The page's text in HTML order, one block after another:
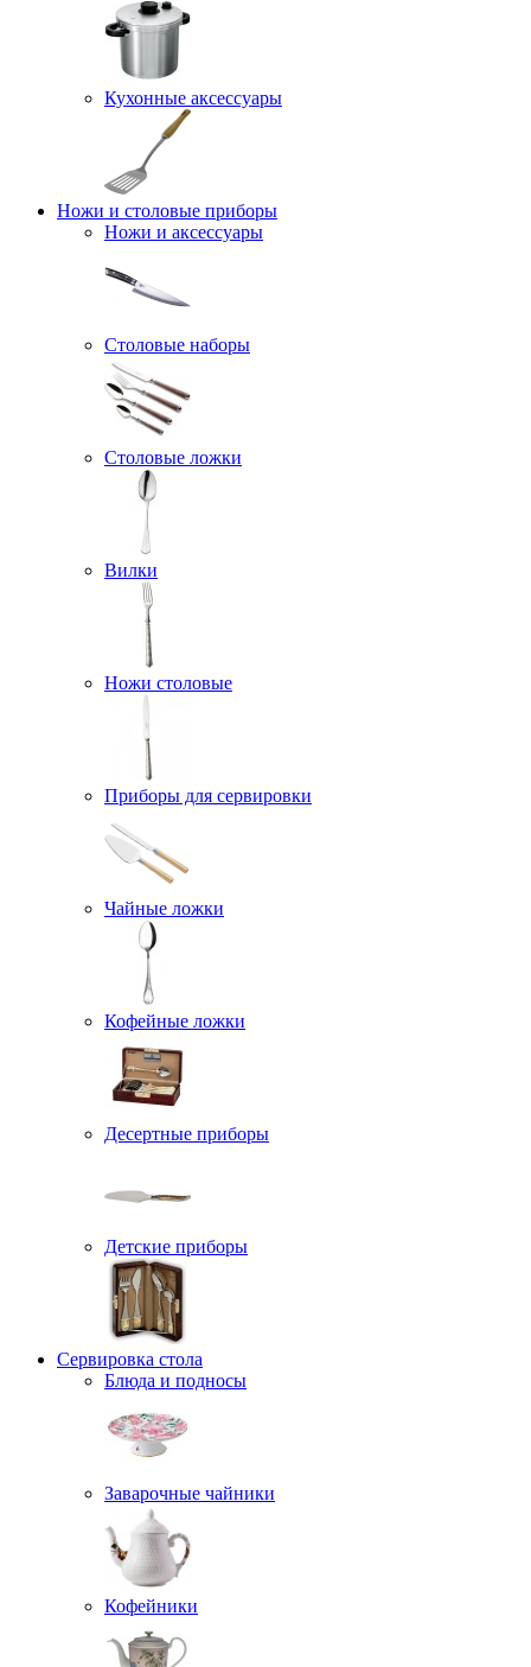
Кухонные аксессуары
Ножи и столовые приборы
Ножи и аксессуары
Столовые наборы
Столовые ложки
Вилки
Ножи столовые
Приборы для сервировки
Чайные ложки
Кофейные ложки
Десертные приборы
Детские приборы
Сервировка стола
Блюда и подносы
Заварочные чайники
Кофейники